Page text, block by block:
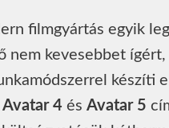
filmgyártás egyik
nem kevesebbet
készíti
Avatar 4 és Avatar 5